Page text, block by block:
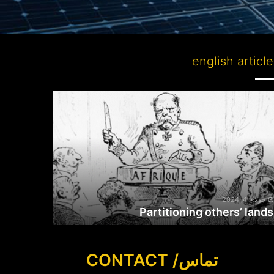
english
جولای 4, 2024
Partitioning others’ lands
تماس/ CONTACT